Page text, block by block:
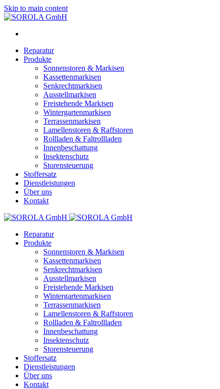
Skip to main content
Reparatur
Produkte
Sonnenstoren & Markisen
Kassettenmarkisen
Senkrechtmarkisen
Ausstellmarkisen
Freistehende Markisen
Wintergartenmarkisen
Terrassenmarkisen
Lamellenstoren & Raffstoren
Rollladen & Faltrollladen
Innenbeschattung
Insektenschutz
Storensteuerung
Stoffersatz
Dienstleistungen
Über uns
Kontakt
Reparatur
Produkte
Sonnenstoren & Markisen
Kassettenmarkisen
Senkrechtmarkisen
Ausstellmarkisen
Freistehende Markisen
Wintergartenmarkisen
Terrassenmarkisen
Lamellenstoren & Raffstoren
Rollladen & Faltrollladen
Innenbeschattung
Insektenschutz
Storensteuerung
Stoffersatz
Dienstleistungen
Über uns
Kontakt